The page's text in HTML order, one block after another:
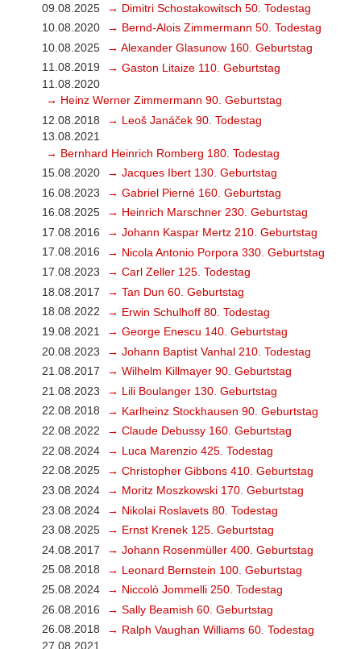
09.08.2025
→ Dimitri Schostakowitsch 50. Todestag
10.08.2020
→ Bernd-Alois Zimmermann 50. Todestag
10.08.2025
→ Alexander Glasunow 160. Geburtstag
11.08.2019
→ Gaston Litaize 110. Geburtstag
11.08.2020
→ Heinz Werner Zimmermann 90. Geburtstag
12.08.2018
→ Leoš Janáček 90. Todestag
13.08.2021
→ Bernhard Heinrich Romberg 180. Todestag
15.08.2020
→ Jacques Ibert 130. Geburtstag
16.08.2023
→ Gabriel Pierné 160. Geburtstag
16.08.2025
→ Heinrich Marschner 230. Geburtstag
17.08.2016
→ Johann Kaspar Mertz 210. Geburtstag
17.08.2016
→ Nicola Antonio Porpora 330. Geburtstag
17.08.2023
→ Carl Zeller 125. Todestag
18.08.2017
→ Tan Dun 60. Geburtstag
18.08.2022
→ Erwin Schulhoff 80. Todestag
19.08.2021
→ George Enescu 140. Geburtstag
20.08.2023
→ Johann Baptist Vanhal 210. Todestag
21.08.2017
→ Wilhelm Killmayer 90. Geburtstag
21.08.2023
→ Lili Boulanger 130. Geburtstag
22.08.2018
→ Karlheinz Stockhausen 90. Geburtstag
22.08.2022
→ Claude Debussy 160. Geburtstag
22.08.2024
→ Luca Marenzio 425. Todestag
22.08.2025
→ Christopher Gibbons 410. Geburtstag
23.08.2024
→ Moritz Moszkowski 170. Geburtstag
23.08.2024
→ Nikolai Roslavets 80. Todestag
23.08.2025
→ Ernst Krenek 125. Geburtstag
24.08.2017
→ Johann Rosenmüller 400. Geburtstag
25.08.2018
→ Leonard Bernstein 100. Geburtstag
25.08.2024
→ Niccolò Jommelli 250. Todestag
26.08.2016
→ Sally Beamish 60. Geburtstag
26.08.2018
→ Ralph Vaughan Williams 60. Todestag
27.08.2021